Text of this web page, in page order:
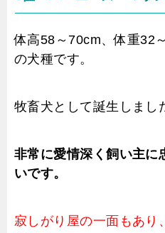
体高58～70cm、体重32
の犬種です。
牧畜犬として誕生しまし
非常に愛情深く飼い主に
いです。
寂しがり屋の一面もあり